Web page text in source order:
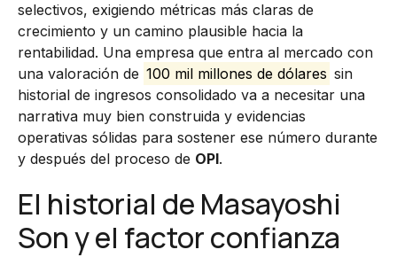
selectivos, exigiendo métricas más claras de
crecimiento y un camino plausible hacia la
rentabilidad. Una empresa que entra al mercado con
una valoración de 100 mil millones de dólares sin
historial de ingresos consolidado va a necesitar una
narrativa muy bien construida y evidencias
operativas sólidas para sostener ese número durante
y después del proceso de OPI.
El historial de Masayoshi
Son y el factor confianza